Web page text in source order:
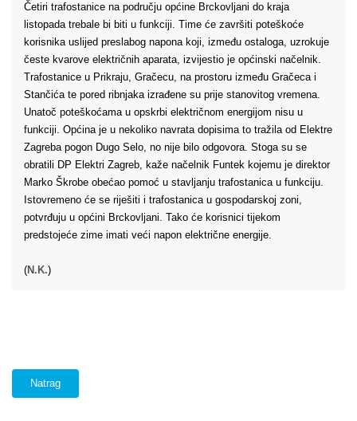
Četiri trafostanice na području općine Brckovljani do kraja
listopada trebale bi biti u funkciji. Time će završiti poteškoće
korisnika uslijed preslabog napona koji, između ostaloga, uzrokuje
česte kvarove električnih aparata, izvijestio je općinski načelnik.
Trafostanice u Prikraju, Gračecu, na prostoru između Gračeca i
Stančića te pored ribnjaka izrađene su prije stanovitog vremena.
Unatoč poteškoćama u opskrbi električnom energijom nisu u
funkciji. Općina je u nekoliko navrata dopisima to tražila od Elektre
Zagreba pogon Dugo Selo, no nije bilo odgovora. Stoga su se
obratili DP Elektri Zagreb, kaže načelnik Funtek kojemu je direktor
Marko Škrobe obećao pomoć u stavljanju trafostanica u funkciju.
Istovremeno će se riješiti i trafostanica u gospodarskoj zoni,
potvrđuju u općini Brckovljani. Tako će korisnici tijekom
predstojeće zime imati veći napon električne energije.
(N.K.)
Natrag